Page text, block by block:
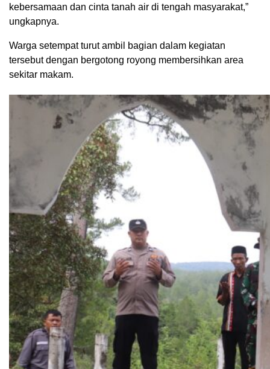
kebersamaan dan cinta tanah air di tengah masyarakat,”
ungkapnya.
Warga setempat turut ambil bagian dalam kegiatan
tersebut dengan bergotong royong membersihkan area
sekitar makam.